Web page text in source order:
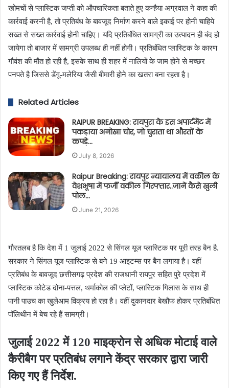
खोमचों से प्लास्टिक जप्ती को औपचारिकता बताते हुए कन्हैया अग्रवाल ने कहा की
कार्रवाई करनी है, तो प्रतिबंध के बावजूद निर्माण करने वाले इकाई पर होनी चाहिये
सख्त से सख्त कार्रवाई होनी चाहिए। यदि प्रतिबंधित सामग्री का उत्पादन ही बंद हो
जायेगा तो बाजार में सामग्री उपलब्ध ही नहीं होगी। प्रतिबंधित प्लास्टिक के कारण
गौवंश की मौत हो रही है, इसके साथ ही शहर में नालियों के जाम होने से मच्छर
पनपते है जिससे डेंगू-मलेरिया जैसी बीमारी होने का खतरा बना रहता है।
Related Articles
RAIPUR BREAKING: रायपुरा के इस अपार्टमेंट में
पकड़ाया अनोखा चोर, जो चुराता था औरतों के
कपड़े…
July 8, 2026
Raipur Breaking: रायपुर न्यायालय में वकील के
वेशभूषा में फर्जी वकील गिरफ्तार..जानें कैसे खुली
पोल…
June 21, 2026
गौरतलब है कि देश में 1 जुलाई 2022 से सिंगल यूज प्लास्टिक पर पूरी तरह बैन है.
सरकार ने सिंगल यूज प्लास्टिक से बने 19 आइटम्स पर बैन लगाया है। वहीं
प्रतिबंध के बावजूद छत्तीसगढ़ प्रदेश की राजधानी रायपुर सहित पुरे प्रदेश में
प्लास्टिक कोटेड दोना-पत्तल, थर्माकोल की प्लेटों, प्लास्टिक गिलास के साथ ही
पानी पाउच का खुलेआम विक्रय हो रहा है। वहीं दुकानदार बेखौफ होकर प्रतिबंधित
पॉलिथीन में बेच रहे हैं सामग्री।
जुलाई 2022 में 120 माइक्रोन से अधिक मोटाई वाले
कैरीबैग पर प्रतिबंध लगाने केंद्र सरकार द्वारा जारी
किए गए हैं निर्देश.